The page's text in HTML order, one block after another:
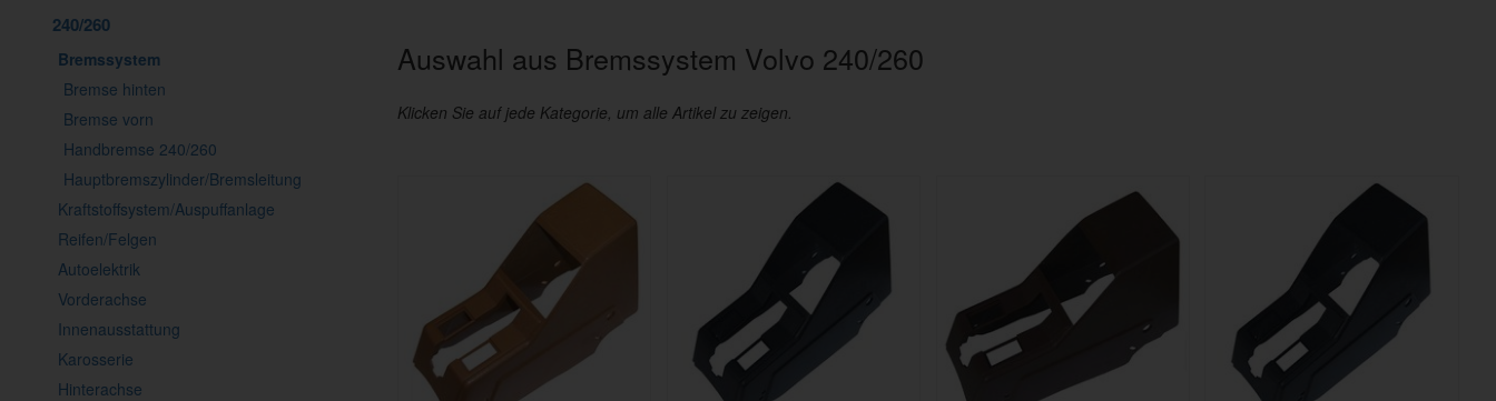
240/260
Bremssystem
Bremse hinten
Bremse vorn
Handbremse 240/260
Hauptbremszylinder/Bremsleitung
Kraftstoffsystem/Auspuffanlage
Reifen/Felgen
Autoelektrik
Vorderachse
Innenausstattung
Karosserie
Hinterachse
Auswahl aus Bremssystem Volvo 240/260
Klicken Sie auf jede Kategorie, um alle Artikel zu zeigen.